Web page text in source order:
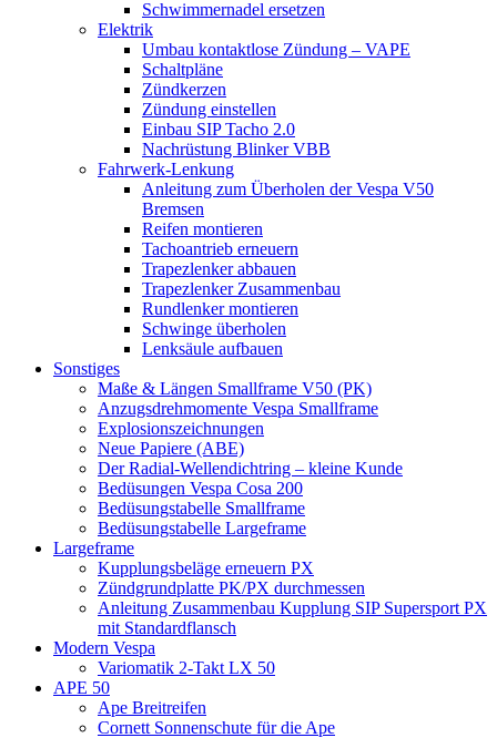
Schwimmernadel ersetzen
Elektrik
Umbau kontaktlose Zündung – VAPE
Schaltpläne
Zündkerzen
Zündung einstellen
Einbau SIP Tacho 2.0
Nachrüstung Blinker VBB
Fahrwerk-Lenkung
Anleitung zum Überholen der Vespa V50
Bremsen
Reifen montieren
Tachoantrieb erneuern
Trapezlenker abbauen
Trapezlenker Zusammenbau
Rundlenker montieren
Schwinge überholen
Lenksäule aufbauen
Sonstiges
Maße & Längen Smallframe V50 (PK)
Anzugsdrehmomente Vespa Smallframe
Explosionszeichnungen
Neue Papiere (ABE)
Der Radial-Wellendichtring – kleine Kunde
Bedüsungen Vespa Cosa 200
Bedüsungstabelle Smallframe
Bedüsungstabelle Largeframe
Largeframe
Kupplungsbeläge erneuern PX
Zündgrundplatte PK/PX durchmessen
Anleitung Zusammenbau Kupplung SIP Supersport PX
mit Standardflansch
Modern Vespa
Variomatik 2-Takt LX 50
APE 50
Ape Breitreifen
Cornett Sonnenschute für die Ape